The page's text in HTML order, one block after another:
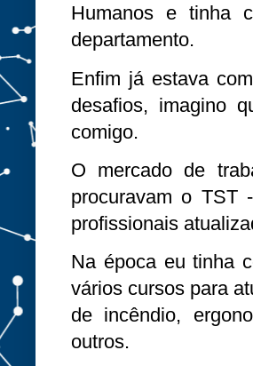
Humanos e tinha
departamento.
Enfim já estava
desafios, imagino
comigo.
O mercado de
procuravam o TST
profissionais
Na época eu tinha
vários cursos para
de incêndio,
outros.